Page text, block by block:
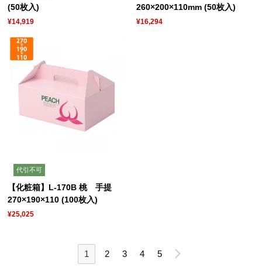
(50枚入)
¥14,919
260×200×110mm (50枚入)
¥16,294
代引不可
【化粧箱】L-170B 桃 手提
270×190×110 (100枚入)
¥25,025
1 2 3 4 5